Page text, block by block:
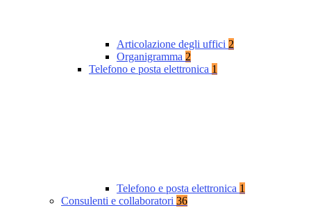
Articolazione degli uffici 2
Organigramma 2
Telefono e posta elettronica 1
Telefono e posta elettronica 1
Consulenti e collaboratori 36